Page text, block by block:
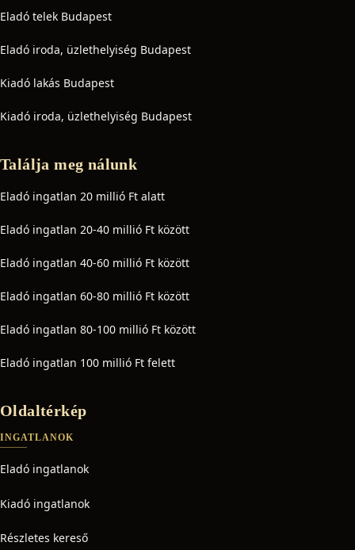
Eladó telek Budapest
Eladó iroda, üzlethelyiség Budapest
Kiadó lakás Budapest
Kiadó iroda, üzlethelyiség Budapest
Találja meg nálunk
Eladó ingatlan 20 millió Ft alatt
Eladó ingatlan 20-40 millió Ft között
Eladó ingatlan 40-60 millió Ft között
Eladó ingatlan 60-80 millió Ft között
Eladó ingatlan 80-100 millió Ft között
Eladó ingatlan 100 millió Ft felett
Oldaltérkép
INGATLANOK
Eladó ingatlanok
Kiadó ingatlanok
Részletes kereső